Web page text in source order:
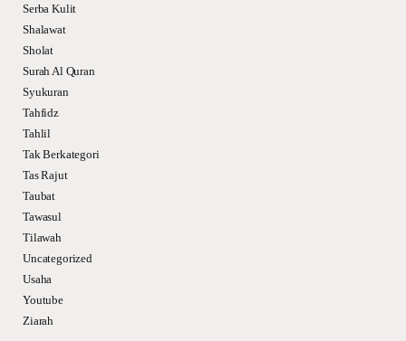
Serba Kulit
Shalawat
Sholat
Surah Al Quran
Syukuran
Tahfidz
Tahlil
Tak Berkategori
Tas Rajut
Taubat
Tawasul
Tilawah
Uncategorized
Usaha
Youtube
Ziarah